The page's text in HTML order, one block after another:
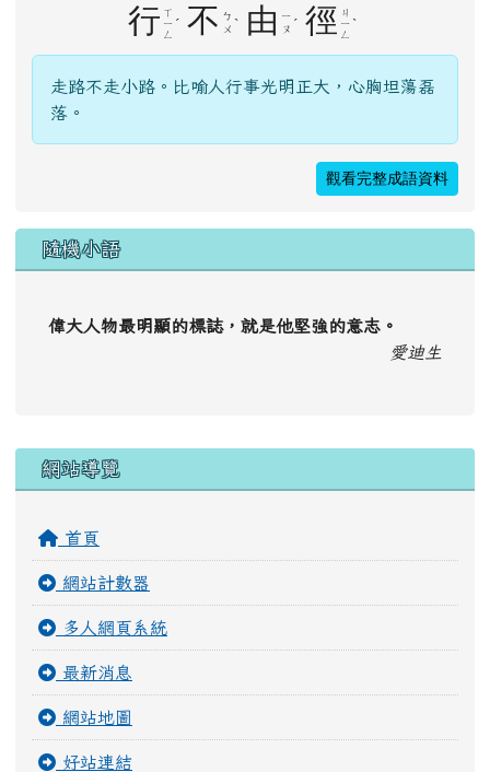
行 ㄒ
ㄧ
ㄥ
ˊ 不 ㄅ
ㄨ ˋ 由 ㄧ
ㄡ ˊ 徑 ㄐ
ㄧ
ㄥ
ˋ
走路不走小路。比喻人行事光明正大，心胸坦蕩磊
落。
觀看完整成語資料
隨機小語
偉大人物最明顯的標誌，就是他堅強的意志。
愛迪生
右邊區域內容
網站導覽
首頁
網站計數器
多人網頁系統
最新消息
網站地圖
好站連結